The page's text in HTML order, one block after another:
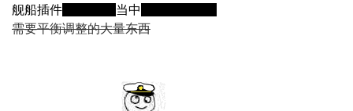
舰船插件
当中
需要平衡调整的大量东西